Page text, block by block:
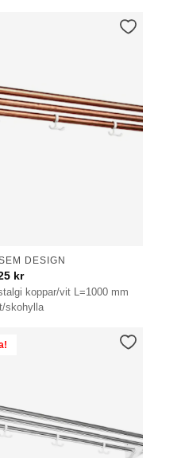
koppar/vit L=1000 mm
skohylla
DESIGN
kr